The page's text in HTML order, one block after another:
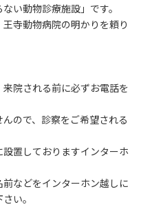
い動物診療施設」です。
寺動物病院の明かりを頼り
院される前に必ずお電話を
ので、診察をご希望される
置しておりますインターホ
などをインターホン越しに
い。